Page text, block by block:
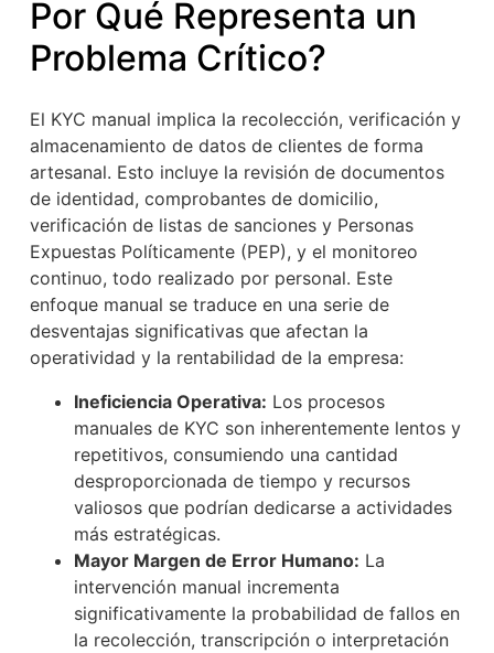
Por Qué Representa un
Problema Crítico?
El KYC manual implica la recolección, verificación y
almacenamiento de datos de clientes de forma
artesanal. Esto incluye la revisión de documentos
de identidad, comprobantes de domicilio,
verificación de listas de sanciones y Personas
Expuestas Políticamente (PEP), y el monitoreo
continuo, todo realizado por personal. Este
enfoque manual se traduce en una serie de
desventajas significativas que afectan la
operatividad y la rentabilidad de la empresa:
Ineficiencia Operativa: Los procesos
manuales de KYC son inherentemente lentos y
repetitivos, consumiendo una cantidad
desproporcionada de tiempo y recursos
valiosos que podrían dedicarse a actividades
más estratégicas.
Mayor Margen de Error Humano: La
intervención manual incrementa
significativamente la probabilidad de fallos en
la recolección, transcripción o interpretación